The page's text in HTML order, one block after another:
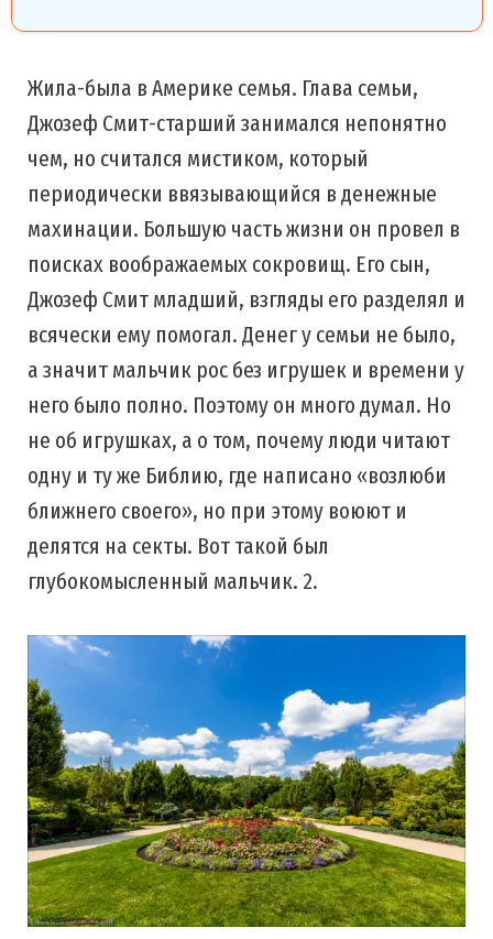
Жила-была в Америке семья. Глава семьи,
Джозеф Смит-старший занимался непонятно
чем, но считался мистиком, который
периодически ввязывающийся в денежные
махинации. Большую часть жизни он провел в
поисках воображаемых сокровищ. Его сын,
Джозеф Смит младший, взгляды его разделял и
всячески ему помогал. Денег у семьи не было,
а значит мальчик рос без игрушек и времени у
него было полно. Поэтому он много думал. Но
не об игрушках, а о том, почему люди читают
одну и ту же Библию, где написано «возлюби
ближнего своего», но при этому воюют и
делятся на секты. Вот такой был
глубокомысленный мальчик. 2.